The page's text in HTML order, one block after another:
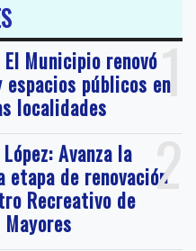
1
El Municipio renovó
espacios públicos en
localidades
2
Avanza la
etapa de renovación
Recreativo de